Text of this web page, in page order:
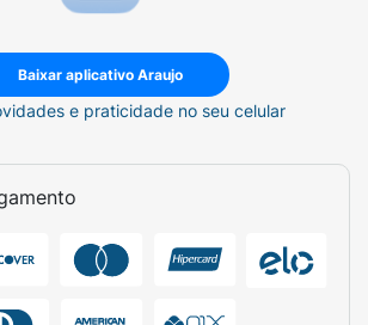
Baixar aplicativo Araujo
e praticidade no seu celular